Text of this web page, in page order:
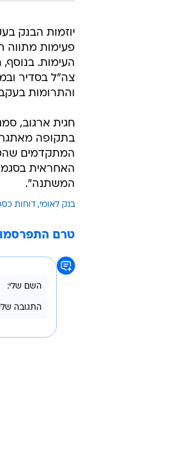
יוזמות הבנק
פעימות מתווה
העימות.
צה"ל בסדיר
והתרומות בעקבות
חגית ארגוב,
בתקופה מאתגרת
המתקדמים
האחראית
המשתנה".
בנק לאומי דוחות
טרם התפרסמו